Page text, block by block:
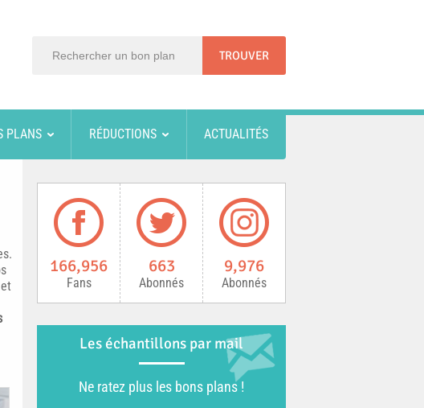
PLANS RÉDUCTIONS ACTUALITÉS
166,956
Fans
663
Abonnés
9,976
Abonnés
Les échantillons par mail
Ne ratez plus les bons plans !